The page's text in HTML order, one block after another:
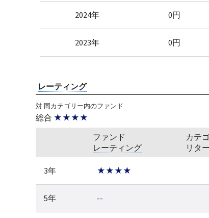
2024年 0円
2023年 0円
レーティング
対 同カテゴリー内のファンド
総合 ★★★★
ファンド
レーティング
カテ
リタ
3年 ★★★★
5年 --